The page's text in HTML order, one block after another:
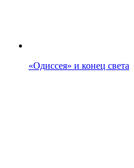
«Одиссея» и конец света